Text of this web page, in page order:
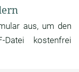
aus, um den
kostenfrei